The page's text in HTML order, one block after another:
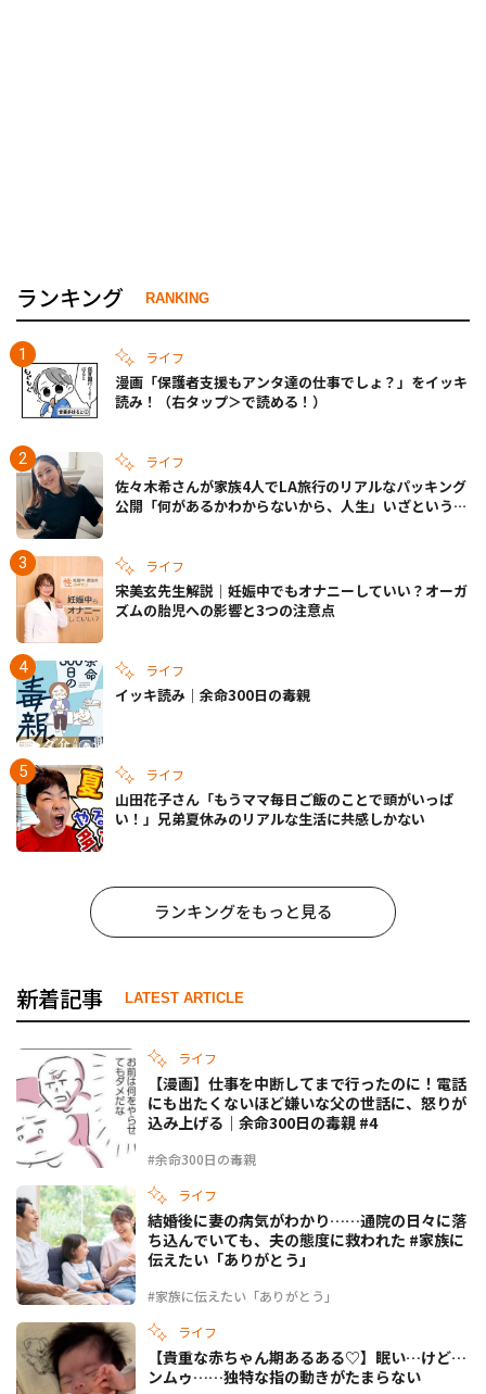
ランキング RANKING
ライフ
漫画「保護者支援もアンタ達の仕事でしょ？」をイッキ
読み！（右タップ＞で読める！）
ライフ
佐々木希さんが家族4人でLA旅行のリアルなパッキング
公開「何があるかわからないから、人生」いざというと
ライフ
宋美玄先生解説｜妊娠中でもオナニーしていい？オーガ
ズムの胎児への影響と3つの注意点
ライフ
イッキ読み｜余命300日の毒親
ライフ
山田花子さん「もうママ毎日ご飯のことで頭がいっぱ
い！」兄弟夏休みのリアルな生活に共感しかない
ランキングをもっと見る
新着記事 LATEST ARTICLE
ライフ
#余命300日の毒親
【漫画】仕事を中断してまで行ったのに！電話
にも出たくないほど嫌いな父の世話に、怒りが
込み上げる｜余命300日の毒親 #4
ライフ
#家族に伝えたい「ありがとう」
結婚後に妻の病気がわかり……通院の日々に落
ち込んでいても、夫の態度に救われた #家族に
伝えたい「ありがとう」
ライフ
【貴重な赤ちゃん期あるある♡】眠い…けど…
ンムゥ……独特な指の動きがたまらない